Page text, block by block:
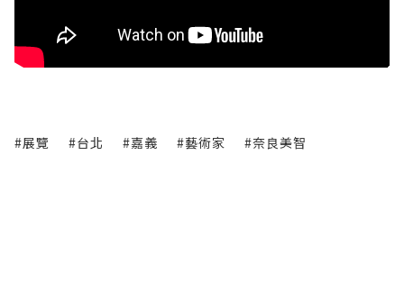
#展覽 #台北 #嘉義 #藝術家 #奈良美智